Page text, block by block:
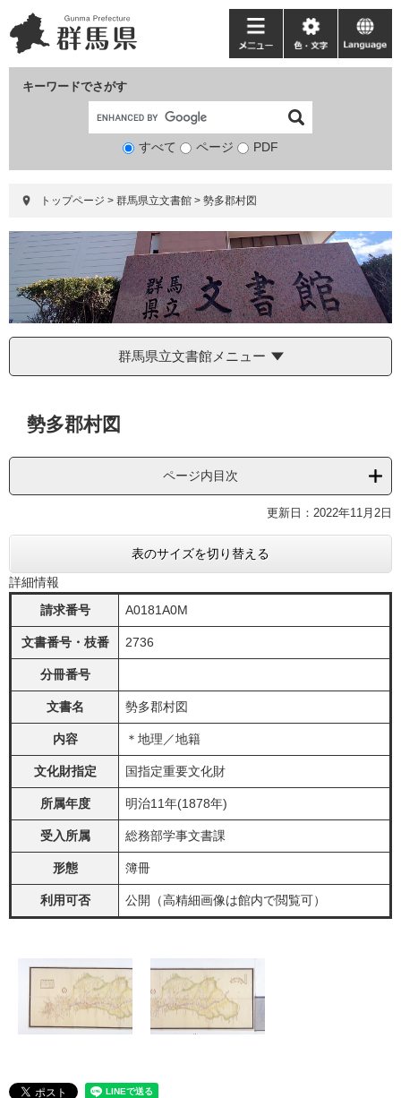
ー
ジ
ニ
ュ
て
キーワードでさがす
検
象
すべて ページ PDF
メ
ニ
ー
色・
文
language
トップページ > 群馬県立文書館 > 勢多郡村図
群馬県立文書館メニュー
勢多郡村図
ページ内目次
更新日：2022年11月2日
表のサイズを切り替える
詳細情報
請求番号
A0181A0M
文書番号・枝番 2736
分冊番号
文書名 勢多郡村図
内容 ＊地理／地籍
文化財指定 国指定重要文化財
所属年度 明治11年(1878年)
受入所属 総務部学事文書課
形態 簿冊
利用可否 公開（高精細画像は館内で閲覧可）